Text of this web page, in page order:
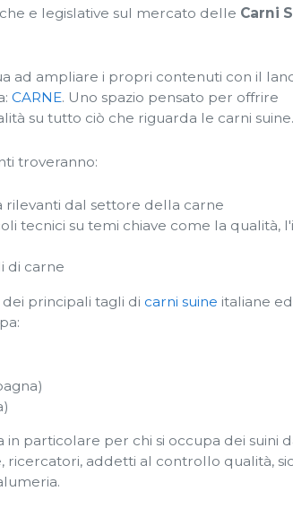
e legislative sul mercato delle Carni
ad ampliare i propri contenuti con il
CARNE. Uno spazio pensato per offrire
su tutto ciò che riguarda le carni suine.
troveranno:
rilevanti dal settore della carne
tecnici su temi chiave come la qualità,
di carne
principali tagli di carni suine italiane
in particolare per chi si occupa dei suini
ricercatori, addetti al controllo qualità,